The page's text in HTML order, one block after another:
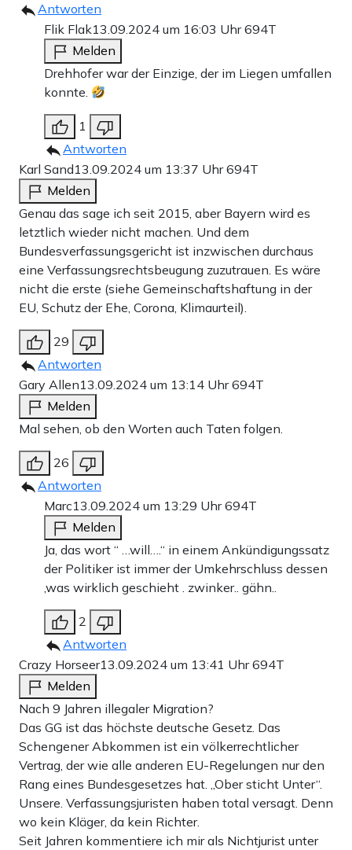
Antworten
Flik Flak13.09.2024 um 16:03 Uhr694T
Melden
Drehhofer war der Einzige, der im Liegen umfallen
konnte.
1
Antworten
Karl Sand13.09.2024 um 13:37 Uhr694T
Melden
Genau das sage ich seit 2015, aber Bayern wird es
letztlich wieder nicht machen. Und dem
Bundesverfassungsgericht ist inzwischen durchaus
eine Verfassungsrechtsbeugung zuzutrauen. Es wäre
nicht die erste (siehe Gemeinschaftshaftung in der
EU, Schutz der Ehe, Corona, Klimaurteil).
29
Antworten
Gary Allen13.09.2024 um 13:14 Uhr694T
Melden
Mal sehen, ob den Worten auch Taten folgen.
26
Antworten
Marc13.09.2024 um 13:29 Uhr694T
Melden
Ja, das wort “ …will….“ in einem Ankündigungssatz
der Politiker ist immer der Umkehrschluss dessen
,was wirklich geschieht . zwinker.. gähn..
2
Antworten
Crazy Horseer13.09.2024 um 13:41 Uhr694T
Melden
Nach 9 Jahren illegaler Migration?
Das GG ist das höchste deutsche Gesetz. Das
Schengener Abkommen ist ein völkerrechtlicher
Vertrag, der wie alle anderen EU-Regelungen nur den
Rang eines Bundesgesetzes hat. „Ober sticht Unter“.
Unsere. Verfassungsjuristen haben total versagt. Denn
wo kein Kläger, da kein Richter.
Seit Jahren kommentiere ich mir als Nichtjurist unter